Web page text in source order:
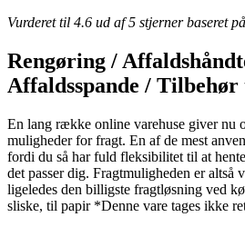
Vurderet til 4.6 ud af 5 stjerner baseret på
Rengøring /
Affaldsspande / Tilbehør
En lang række online varehuse giver nu
muligheder for fragt. En af de mest
fordi du så har fuld fleksibilitet til at
det passer dig. Fragtmuligheden er
ligeledes den billigste fragtløsning ved
sliske, til papir *Denne vare tages ikke